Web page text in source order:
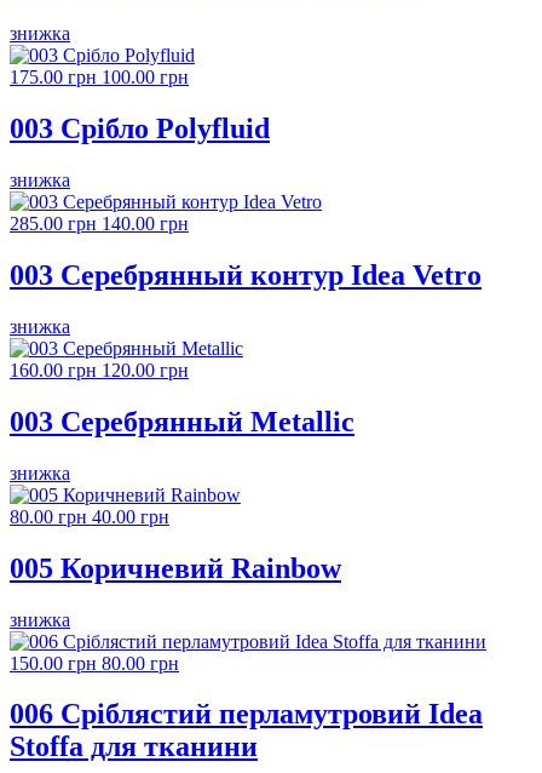
знижка
175.00 грн 100.00 грн
003 Срібло Polyfluid
знижка
285.00 грн 140.00 грн
003 Серебрянный контур Idea Vetro
знижка
160.00 грн 120.00 грн
003 Серебрянный Metallic
знижка
80.00 грн 40.00 грн
005 Коричневий Rainbow
знижка
150.00 грн 80.00 грн
006 Сріблястий перламутровий Idea
Stoffa для тканини